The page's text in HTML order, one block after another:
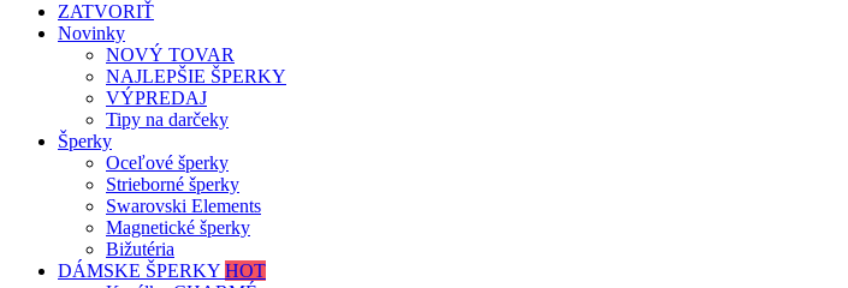
ZATVORIŤ
Novinky
NOVÝ TOVAR
NAJLEPŠIE ŠPERKY
VÝPREDAJ
Tipy na darčeky
Šperky
Oceľové šperky
Strieborné šperky
Swarovski Elements
Magnetické šperky
Bižutéria
DÁMSKE ŠPERKY HOT